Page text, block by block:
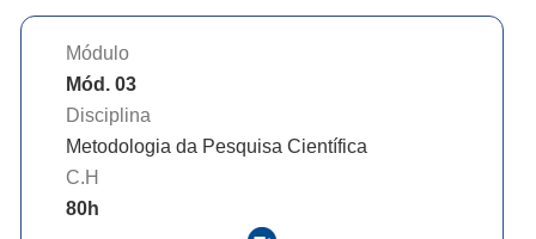
Módulo
Mód. 03
Disciplina
Metodologia da Pesquisa Científica
C.H
80h